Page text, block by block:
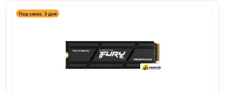
Под заказ, 3 дня